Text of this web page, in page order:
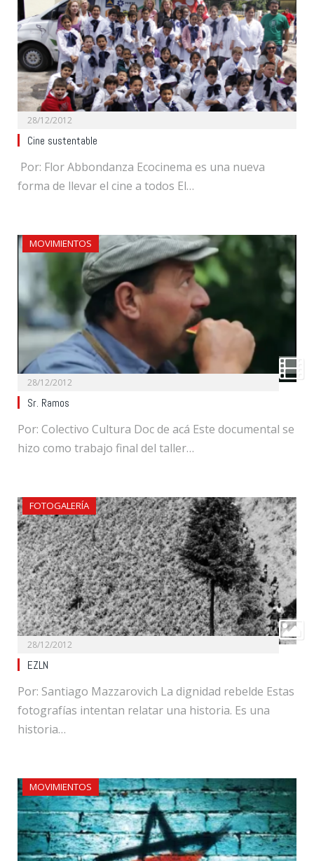
28/12/2012
Cine sustentable
Por: Flor Abbondanza Ecocinema es una nueva
forma de llevar el cine a todos El…
MOVIMIENTOS
28/12/2012
Sr. Ramos
Por: Colectivo Cultura Doc de acá Este documental se
hizo como trabajo final del taller…
FOTOGALERÍA
28/12/2012
EZLN
Por: Santiago Mazzarovich La dignidad rebelde Estas
fotografías intentan relatar una historia. Es una
historia…
MOVIMIENTOS